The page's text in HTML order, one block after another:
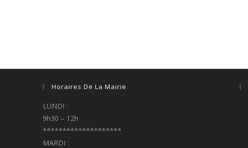
Horaires De La Mairie
LUNDI :
9h30 – 12h
********************
MARDI :